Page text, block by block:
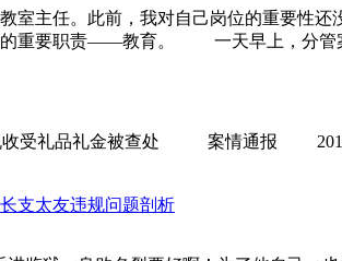
主任。此前，我对自己岗位的重要性还
的重要职责——教育。 一天早上，分管
收受礼品礼金被查处 案情通报 2015
支太友违规问题剖析